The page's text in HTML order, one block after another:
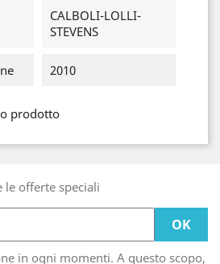
CALBOLI-LOLLI-
STEVENS
2010
prodotto
le offerte speciali
in ogni momenti. A questo scopo,